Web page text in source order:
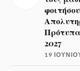
Πρότυπα
2027
19